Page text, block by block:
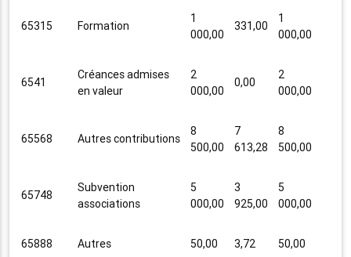
65315 Formation
1
000,00
331,00
1
000,00
6541
Créances admises
en valeur
2
000,00
0,00
2
000,00
65568 Autres contributions
8
500,00
7
613,28
8
500,00
65748
Subvention
associations
5
000,00
3
925,00
5
000,00
65888 Autres 50,00 3,72 50,00